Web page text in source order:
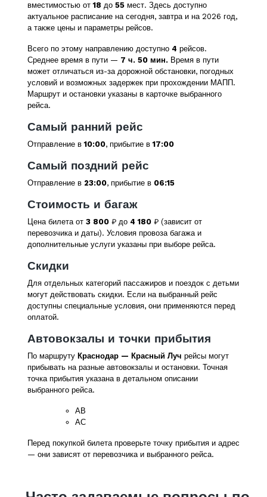
вместимостью от18 до 55 мест. Здесь доступно
актуальное расписание на сегодня, завтра и на 2026 год,
а также цены и параметры рейсов.
Всего по этому направлению доступно 4 рейсов.
Среднее время в пути — 7 ч. 50 мин. Время в пути
может отличаться из-за дорожной обстановки, погодных
условий и возможных задержек при прохождении МАПП.
Маршрут и остановки указаны в карточке выбранного
рейса.
Самый ранний рейс
Отправление в10:00, прибытие в17:00
Самый поздний рейс
Отправление в 23:00, прибытие в 06:15
Стоимость и багаж
Цена билета от 3 800 ₽ до 4 180 ₽ (зависит от
перевозчика и даты). Условия провоза багажа и
дополнительные услуги указаны при выборе рейса.
Скидки
Для отдельных категорий пассажиров и поездок с детьми
могут действовать скидки. Если на выбранный рейс
доступны специальные условия, они применяются перед
оплатой.
Автовокзалы и точки прибытия
По маршруту Краснодар — Красный Луч рейсы могут
прибывать на разные автовокзалы и остановки. Точная
точка прибытия указана в детальном описании
выбранного рейса.
АВ
АС
Перед покупкой билета проверьте точку прибытия и адрес
— они зависят от перевозчика и выбранного рейса.